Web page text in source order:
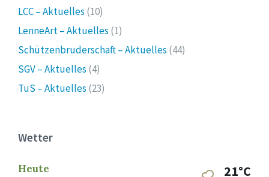
LCC – Aktuelles (10)
LenneArt – Aktuelles (1)
Schützenbruderschaft – Aktuelles (44)
SGV – Aktuelles (4)
TuS – Aktuelles (23)
Wetter
Heute 21°C